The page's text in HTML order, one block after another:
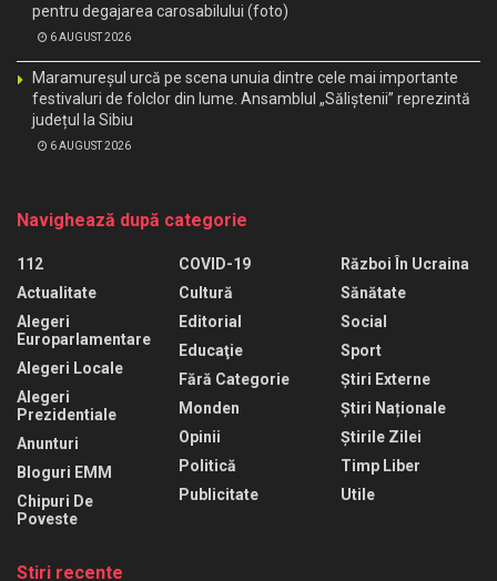
pentru degajarea carosabilului (foto)
6 AUGUST 2026
Maramureșul urcă pe scena unuia dintre cele mai importante
festivaluri de folclor din lume. Ansamblul „Săliștenii” reprezintă
județul la Sibiu
6 AUGUST 2026
Navighează după categorie
112
Actualitate
Alegeri
Europarlamentare
Alegeri Locale
Alegeri
Prezidentiale
Anunturi
Bloguri EMM
Chipuri De
Poveste
COVID-19
Cultură
Editorial
Educaţie
Fără Categorie
Monden
Opinii
Politică
Publicitate
Război În Ucraina
Sănătate
Social
Sport
Știri Externe
Știri Naționale
Știrile Zilei
Timp Liber
Utile
Stiri recente